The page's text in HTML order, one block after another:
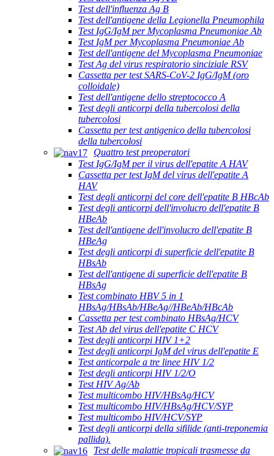
Test dell'influenza Ag B
Test dell'antigene della Legionella Pneumophila
Test IgG/IgM per Mycoplasma Pneumoniae Ab
Test IgM per Mycoplasma Pneumoniae Ab
Test dell'antigene del Mycoplasma Pneumoniae
Test Ag del virus respiratorio sinciziale RSV
Cassetta per test SARS-CoV-2 IgG/IgM (oro
colloidale)
Test dell'antigene dello streptococco A
Test degli anticorpi della tubercolosi della
tubercolosi
Cassetta per test antigenico della tubercolosi
della tubercolosi
Quattro test preoperatori
Test IgG/IgM per il virus dell'epatite A HAV
Cassetta per test IgM del virus dell'epatite A
HAV
Test degli anticorpi del core dell'epatite B HBcAb
Test degli anticorpi dell'involucro dell'epatite B
HBeAb
Test dell'antigene dell'involucro dell'epatite B
HBeAg
Test degli anticorpi di superficie dell'epatite B
HBsAb
Test dell'antigene di superficie dell'epatite B
HBsAg
Test combinato HBV 5 in 1
HBsAg/HBsAb/HBeAg//HBeAb/HBcAb
Cassetta per test combinato HBsAg/HCV
Test Ab del virus dell'epatite C HCV
Test degli anticorpi HIV 1+2
Test degli anticorpi IgM del virus dell'epatite E
Test anticorpale a tre linee HIV 1/2
Test degli anticorpi HIV 1/2/O
Test HIV Ag/Ab
Test multicombo HIV/HBsAg/HCV
Test multicombo HIV/HBsAg/HCV/SYP
Test multicombo HIV/HCV/SYP
Test degli anticorpi della sifilide (anti-treponemia
pallida).
Test delle malattie tropicali trasmesse da